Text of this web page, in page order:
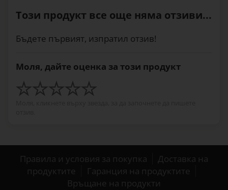
Този продукт все още няма отзиви...
Бъдете първият, изпратил отзив!
Моля, дайте оценка за този продукт
Правила и условия за покупка
Доставка на
продуктите
Гаранция на продуктите
Връщане на продукти